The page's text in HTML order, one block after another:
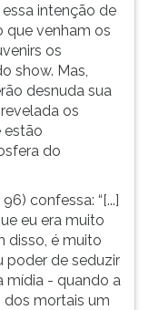
intenção de
que venham os
os
show. Mas,
desnuda sua
os
estão
do
confessa: “[...]
eu era muito
disso, é muito
poder de seduzir
mídia - quando a
dos mortais um